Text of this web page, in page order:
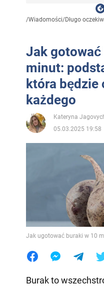
/Wiadomości/Długo
Jak gotować
minut:
która będzie
każdego
Kateryna
05.03.2025 19:58
Jak ugotować buraki w 10
Burak to